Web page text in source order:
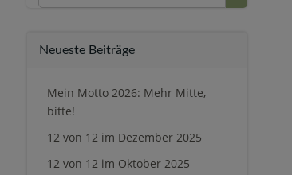
Neueste Beiträge
Mein Motto 2026: Mehr Mitte,
bitte!
12 von 12 im Dezember 2025
12 von 12 im Oktober 2025